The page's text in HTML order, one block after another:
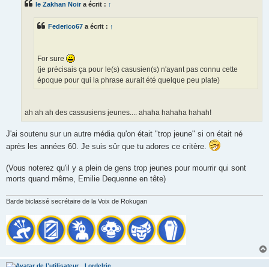
le Zakhan Noir a écrit : ↑
Federico67 a écrit : ↑
For sure
(je précisais ça pour le(s) casusien(s) n'ayant pas connu cette
époque pour qui la phrase aurait été quelque peu plate)
ah ah ah des cassusiens jeunes.... ahaha hahaha hahah!
J'ai soutenu sur un autre média qu'on était "trop jeune" si on était né
après les années 60. Je suis sûr que tu adores ce critère.
(Vous noterez qu'il y a plein de gens trop jeunes pour mourrir qui sont
morts quand même, Emilie Dequenne en tête)
Barde biclassé secrétaire de la Voix de Rokugan
Lordelric